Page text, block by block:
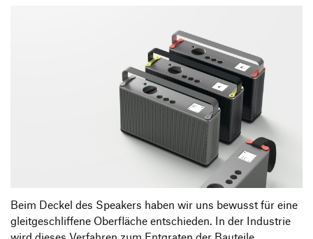
Beim Deckel des Speakers haben wir uns bewusst für eine
gleitgeschliffene Oberfläche entschieden. In der Industrie